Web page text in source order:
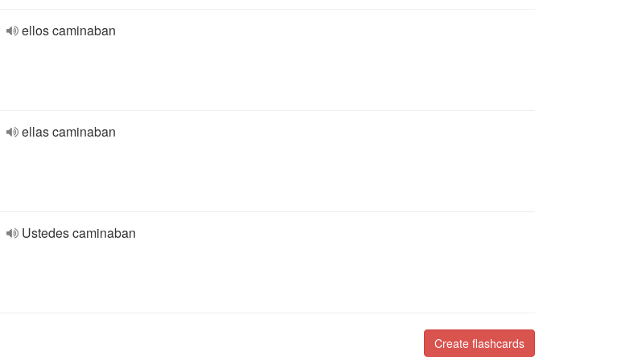
ellos caminaban
ellas caminaban
Ustedes caminaban
Create flashcards